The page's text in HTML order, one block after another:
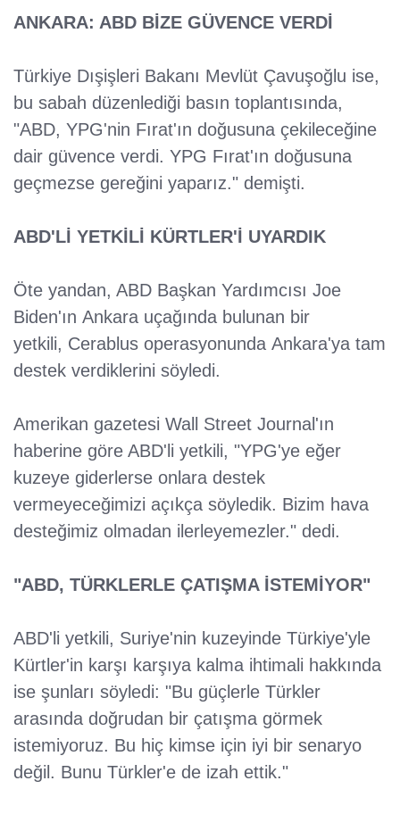
ANKARA: ABD BİZE GÜVENCE VERDİ
Türkiye Dışişleri Bakanı Mevlüt Çavuşoğlu ise,
bu sabah düzenlediği basın toplantısında,
"ABD, YPG'nin Fırat'ın doğusuna çekileceğine
dair güvence verdi. YPG Fırat'ın doğusuna
geçmezse gereğini yaparız." demişti.
ABD'Lİ YETKİLİ KÜRTLER'İ UYARDIK
Öte yandan, ABD Başkan Yardımcısı Joe
Biden'ın Ankara uçağında bulunan bir
yetkili, Cerablus operasyonunda Ankara'ya tam
destek verdiklerini söyledi.
Amerikan gazetesi Wall Street Journal'ın
haberine göre ABD'li yetkili, "YPG'ye eğer
kuzeye giderlerse onlara destek
vermeyeceğimizi açıkça söyledik. Bizim hava
desteğimiz olmadan ilerleyemezler." dedi.
"ABD, TÜRKLERLE ÇATIŞMA İSTEMİYOR"
ABD'li yetkili, Suriye'nin kuzeyinde Türkiye'yle
Kürtler'in karşı karşıya kalma ihtimali hakkında
ise şunları söyledi: "Bu güçlerle Türkler
arasında doğrudan bir çatışma görmek
istemiyoruz. Bu hiç kimse için iyi bir senaryo
değil. Bunu Türkler'e de izah ettik."